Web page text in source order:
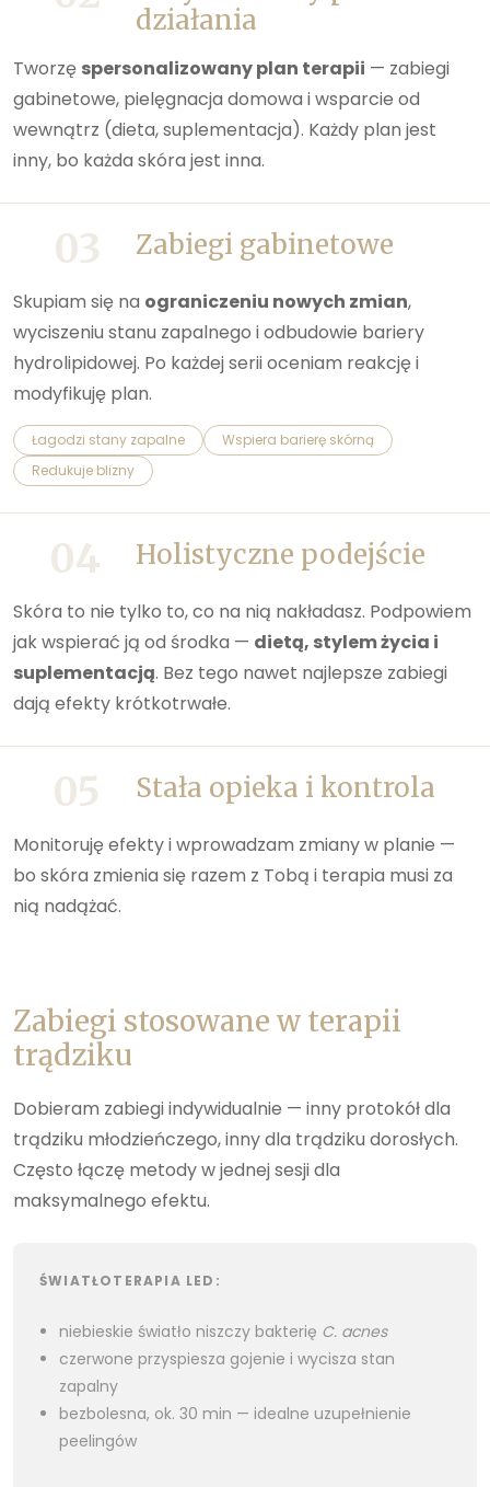
działania
Tworzę spersonalizowany plan terapii — zabiegi
gabinetowe, pielęgnacja domowa i wsparcie od
wewnątrz (dieta, suplementacja). Każdy plan jest
inny, bo każda skóra jest inna.
03 Zabiegi gabinetowe
Skupiam się na ograniczeniu nowych zmian,
wyciszeniu stanu zapalnego i odbudowie bariery
hydrolipidowej. Po każdej serii oceniam reakcję i
modyfikuję plan.
Łagodzi stany zapalne
Wspiera barierę skórną
Redukuje blizny
04 Holistyczne podejście
Skóra to nie tylko to, co na nią nakładasz. Podpowiem
jak wspierać ją od środka — dietą, stylem życia i
suplementacją. Bez tego nawet najlepsze zabiegi
dają efekty krótkotrwałe.
05 Stała opieka i kontrola
Monitoruję efekty i wprowadzam zmiany w planie —
bo skóra zmienia się razem z Tobą i terapia musi za
nią nadążać.
Zabiegi stosowane w terapii
trądziku
Dobieram zabiegi indywidualnie — inny protokół dla
trądziku młodzieńczego, inny dla trądziku dorosłych.
Często łączę metody w jednej sesji dla
maksymalnego efektu.
ŚWIATŁOTERAPIA LED:
niebieskie światło niszczy bakterię C. acnes
czerwone przyspiesza gojenie i wycisza stan
zapalny
bezbolesna, ok. 30 min — idealne uzupełnienie
peelingów